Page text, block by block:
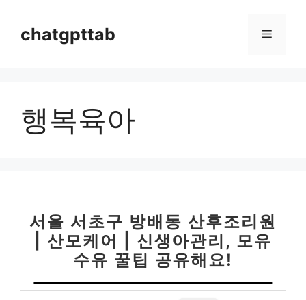
chatgpttab 메
행복육아
서울 서초구 방배동 산후조리원
| 산모케어 | 신생아관리, 모유
수유 꿀팁 공유해요!